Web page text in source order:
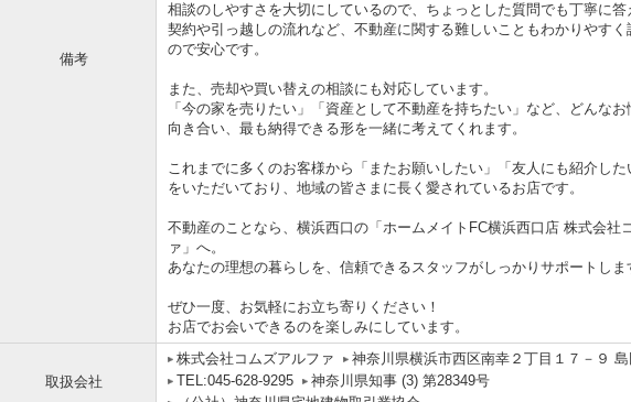
備考
相談のしやすさを大切にしているので、ちょっとした質問でも丁寧に答
契約や引っ越しの流れなど、不動産に関する難しいこともわかりやすく
ので安心です。
また、売却や買い替えの相談にも対応しています。
「今の家を売りたい」「資産として不動産を持ちたい」など、どんな
向き合い、最も納得できる形を一緒に考えてくれます。
これまでに多くのお客様から「またお願いしたい」「友人にも紹介し
をいただいており、地域の皆さまに長く愛されているお店です。
不動産のことなら、横浜西口の「ホームメイトFC横浜西口店 株式会社
ァ」へ。
あなたの理想の暮らしを、信頼できるスタッフがしっかりサポートしま
ぜひ一度、お気軽にお立ち寄りください！
お店でお会いできるのを楽しみにしています。
取扱会社
株式会社コムズアルファ
神奈川県横浜市西区南幸２丁目１７－９
TEL:045-628-9295
神奈川県知事 (3) 第28349号